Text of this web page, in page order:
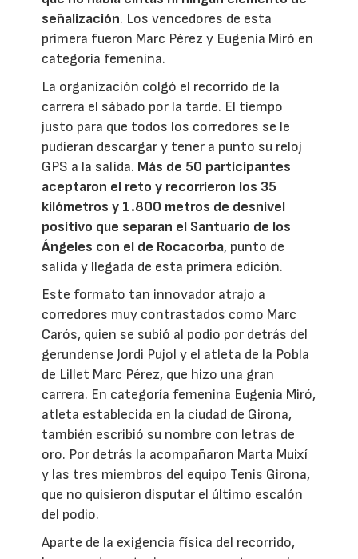
señalización. Los vencedores de esta
primera fueron Marc Pérez y Eugenia Miró en
categoría femenina.
La organización colgó el recorrido de la
carrera el sábado por la tarde. El tiempo
justo para que todos los corredores se le
pudieran descargar y tener a punto su reloj
GPS a la salida. Más de 50 participantes
aceptaron el reto y recorrieron los 35
kilómetros y 1.800 metros de desnivel
positivo que separan el Santuario de los
Ángeles con el de Rocacorba, punto de
salida y llegada de esta primera edición.
Este formato tan innovador atrajo a
corredores muy contrastados como Marc
Carós, quien se subió al podio por detrás del
gerundense Jordi Pujol y el atleta de la Pobla
de Lillet Marc Pérez, que hizo una gran
carrera. En categoría femenina Eugenia Miró,
atleta establecida en la ciudad de Girona,
también escribió su nombre con letras de
oro. Por detrás la acompañaron Marta Muixí
y las tres miembros del equipo Tenis Girona,
que no quisieron disputar el último escalón
del podio.
Aparte de la exigencia física del recorrido,